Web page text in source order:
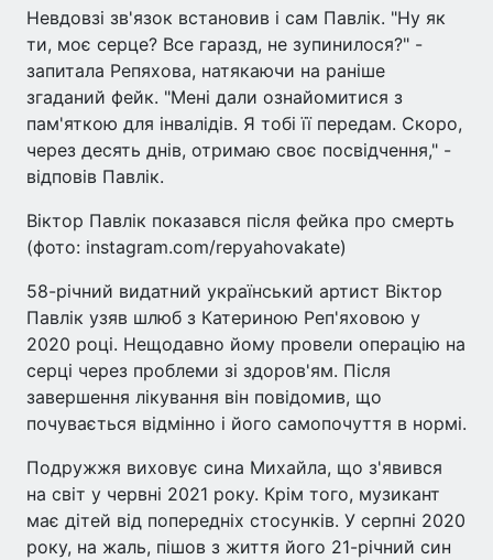
Невдовзі зв'язок встановив і сам Павлік. "Ну як
ти, моє серце? Все гаразд, не зупинилося?" -
запитала Репяхова, натякаючи на раніше
згаданий фейк. "Мені дали ознайомитися з
пам'яткою для інвалідів. Я тобі її передам. Скоро,
через десять днів, отримаю своє посвідчення," -
відповів Павлік.
Віктор Павлік показався після фейка про смерть
(фото: instagram.com/repyahovakate)
58-річний видатний український артист Віктор
Павлік узяв шлюб з Катериною Реп'яховою у
2020 році. Нещодавно йому провели операцію на
серці через проблеми зі здоров'ям. Після
завершення лікування він повідомив, що
почувається відмінно і його самопочуття в нормі.
Подружжя виховує сина Михайла, що з'явився
на світ у червні 2021 року. Крім того, музикант
має дітей від попередніх стосунків. У серпні 2020
року, на жаль, пішов з життя його 21-річний син